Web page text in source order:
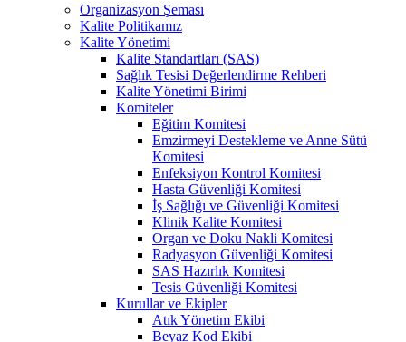
Organizasyon Şeması
Kalite Politikamız
Kalite Yönetimi
Kalite Standartları (SAS)
Sağlık Tesisi Değerlendirme Rehberi
Kalite Yönetimi Birimi
Komiteler
Eğitim Komitesi
Emzirmeyi Destekleme ve Anne Sütü
Komitesi
Enfeksiyon Kontrol Komitesi
Hasta Güvenliği Komitesi
İş Sağlığı ve Güvenliği Komitesi
Klinik Kalite Komitesi
Organ ve Doku Nakli Komitesi
Radyasyon Güvenliği Komitesi
SAS Hazırlık Komitesi
Tesis Güvenliği Komitesi
Kurullar ve Ekipler
Atık Yönetim Ekibi
Beyaz Kod Ekibi